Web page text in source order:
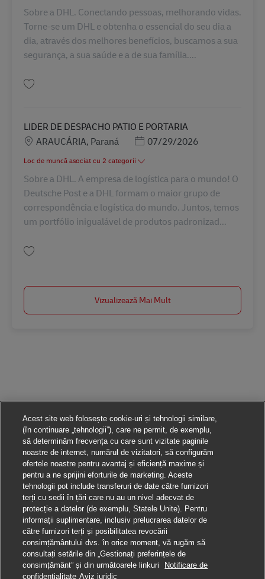
Aplică pentru această poziție
Sobre a DHL. Conectando pessoas, melhorando vidas.
Torne-se um DHL e obtenha o essencial do seu dia a
dia, através dos melhores benefícios, buscamos a sua
segurança, a sua saúde e a de sua família....
LIDER DE DESPACHO PATIO E PORTARIA
Locație
ARAUCÁRIA, Paraná Posted Date
07/29/2026
Loc de muncă asociat cu 2 categorii
Sobre a DHL. A empresa de logística para o mundo! O
Deutsche Post e a DHL formam o maior grupo de
correspondência e logística do mundo. Juntos, temos
um portfólio inigualável de produtos padronizad...
Vizualizează Mai Mult
Acest site web folosește cookie-uri și tehnologii similare,
(în continuare „tehnologii”), care ne permit, de exemplu,
să determinăm frecvența cu care sunt vizitate paginile
noastre de internet, numărul de vizitatori, să configurăm
ofertele noastre pentru avantaj și eficiență maxime și
pentru a ne sprijini eforturile de marketing. Aceste
tehnologii pot include transferuri de date către furnizori
terți cu sedii în țări care nu au un nivel adecvat de
protecție a datelor (de exemplu, Statele Unite). Pentru
informații suplimentare, inclusiv prelucrarea datelor de
către furnizori terți și posibilitatea revocării
consimțământului dvs. în orice moment, vă rugăm să
consultați setările din „Gestionați preferințele de
consimțământ” și din următoarele linkuri
Notificare de
confidențialitate Aviz juridic